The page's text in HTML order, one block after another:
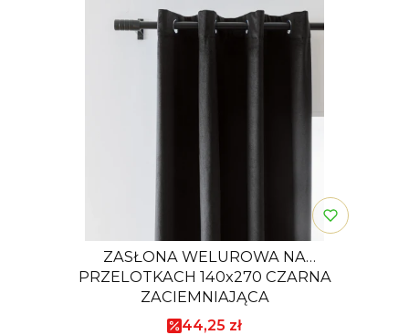
ZASŁONA WELUROWA NA
PRZELOTKACH 140x270 CZARNA
ZACIEMNIAJĄCA
Cena promocyjna
44,25 zł